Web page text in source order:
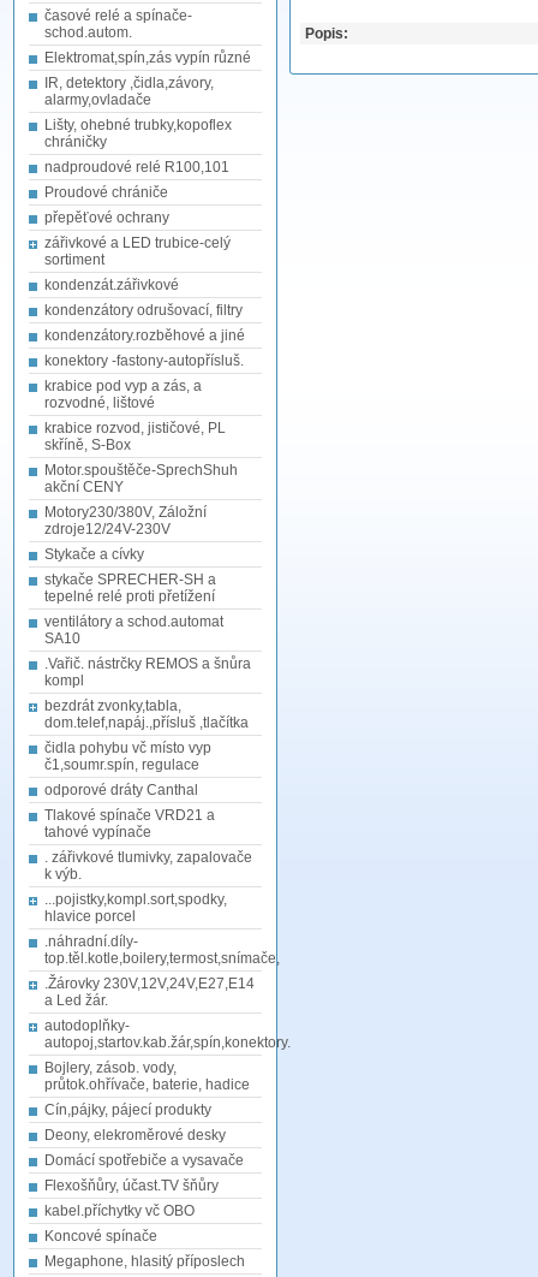
časové relé a spínače-
schod.autom.
Elektromat,spín,zás vypín různé
IR, detektory ,čidla,závory,
alarmy,ovladače
Lišty, ohebné trubky,kopoflex
chráničky
nadproudové relé R100,101
Proudové chrániče
přepěťové ochrany
zářivkové a LED trubice-celý
sortiment
kondenzát.zářivkové
kondenzátory odrušovací, filtry
kondenzátory.rozběhové a jiné
konektory -fastony-autopřísluš.
krabice pod vyp a zás, a
rozvodné, lištové
krabice rozvod, jističové, PL
skříně, S-Box
Motor.spouštěče-SprechShuh
akční CENY
Motory230/380V, Záložní
zdroje12/24V-230V
Stykače a cívky
stykače SPRECHER-SH a
tepelné relé proti přetížení
ventilátory a schod.automat
SA10
.Vařič. nástrčky REMOS a šnůra
kompl
bezdrát zvonky,tabla,
dom.telef,napáj.,přísluš ,tlačítka
čidla pohybu vč místo vyp
č1,soumr.spín, regulace
odporové dráty Canthal
Tlakové spínače VRD21 a
tahové vypínače
. zářivkové tlumivky, zapalovače
k výb.
...pojistky,kompl.sort,spodky,
hlavice porcel
.náhradní.díly-
top.těl.kotle,boilery,termost,snímače,
.Žárovky 230V,12V,24V,E27,E14
a Led žár.
autodoplňky-
autopoj,startov.kab.žár,spín,konektory.
Bojlery, zásob. vody,
průtok.ohřívače, baterie, hadice
Cín,pájky, pájecí produkty
Deony, elekroměrové desky
Domácí spotřebiče a vysavače
Flexošňůry, účast.TV šňůry
kabel.příchytky vč OBO
Koncové spínače
Megaphone, hlasitý příposlech
Popis: